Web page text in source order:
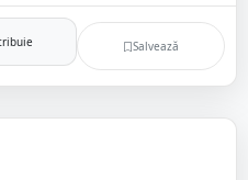
Salvează